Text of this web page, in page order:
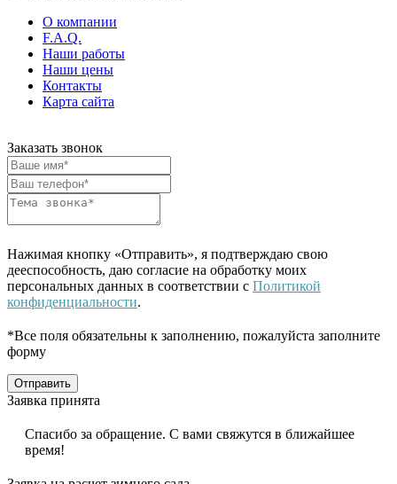
О компании
F.A.Q.
Наши работы
Наши цены
Контакты
Карта сайта
Заказать звонок
Нажимая кнопку «Отправить», я подтверждаю свою
дееспособность, даю согласие на обработку моих
персональных данных в соответствии с Политикой
конфиденциальности.
*Все поля обязательны к заполнению, пожалуйста заполните
форму
Отправить
Заявка принята
Спасибо за обращение. С вами свяжутся в ближайшее
время!